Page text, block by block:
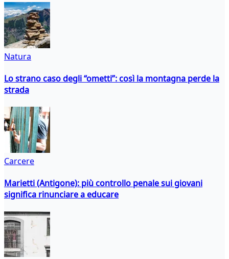
Natura
Lo strano caso degli “ometti”: così la montagna perde la
strada
Carcere
Marietti (Antigone): più controllo penale sui giovani
significa rinunciare a educare